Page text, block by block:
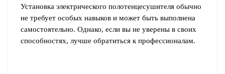
Установка электрического полотенцесушителя обычно
не требует особых навыков и может быть выполнена
самостоятельно. Однако, если вы не уверены в своих
способностях, лучше обратиться к профессионалам.